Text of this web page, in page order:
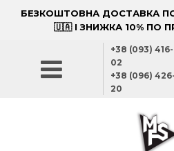
БЕЗКОШТОВНА ДОСТАВКА ПО
🇺🇦 І ЗНИЖКА 10% ПО
+38 (093)
02
+38 (096)
20